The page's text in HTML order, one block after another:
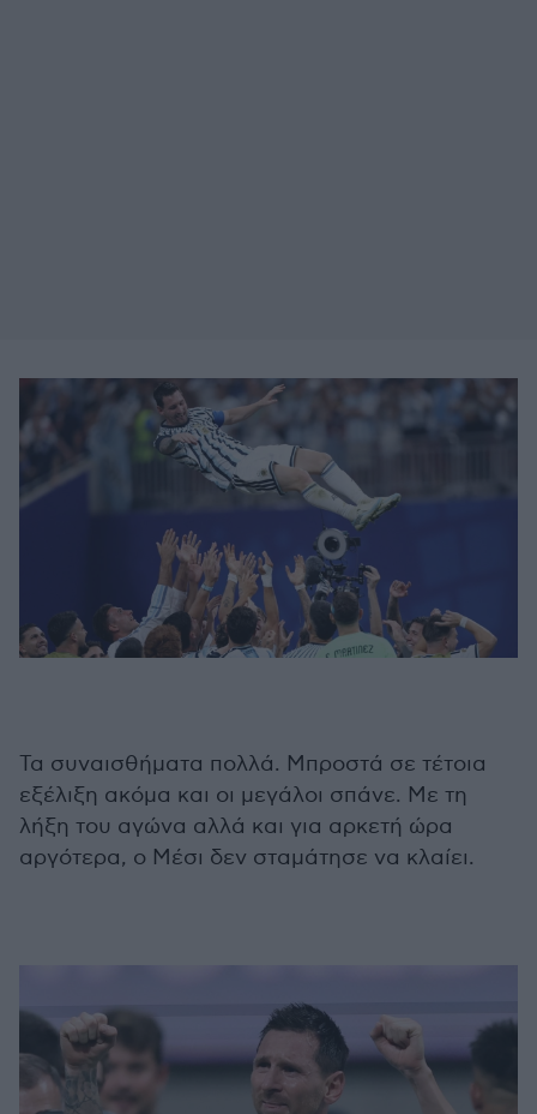
Τα συναισθήματα πολλά. Μπροστά σε τέτοια
εξέλιξη ακόμα και οι μεγάλοι σπάνε. Με τη
λήξη του αγώνα αλλά και για αρκετή ώρα
αργότερα, ο Μέσι δεν σταμάτησε να κλαίει.